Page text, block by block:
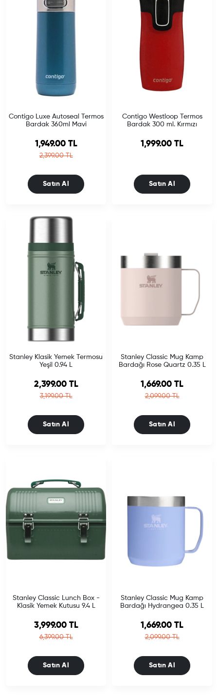
Contigo Luxe Autoseal Termos
Bardak 360ml Mavi
Sale price
1,949.00 TL
Regular price
2,399.00 TL
Satın Al
Contigo Westloop Termos
Bardak 300 ml. Kırmızı
1,999.00 TL
Satın Al
Stanley Klasik Yemek Termosu
Yeşil 0.94 L
Sale price
2,399.00 TL
Regular price
3,199.00 TL
Satın Al
Stanley Classic Mug Kamp
Bardağı Rose Quartz 0.35 L
Sale price
1,669.00 TL
Regular price
2,099.00 TL
Satın Al
Stanley Classic Lunch Box -
Klasik Yemek Kutusu 9.4 L
Sale price
3,999.00 TL
Regular price
6,399.00 TL
Satın Al
Stanley Classic Mug Kamp
Bardağı Hydrangea 0.35 L
Sale price
1,669.00 TL
Regular price
2,099.00 TL
Satın Al